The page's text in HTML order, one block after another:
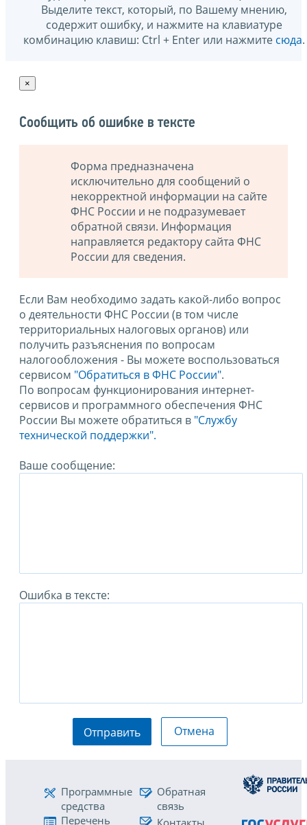
Выделите текст, который, по Вашему мнению,
содержит ошибку, и нажмите на клавиатуре
комбинацию клавиш: Ctrl + Enter или нажмите сюда.
×
Сообщить об ошибке в тексте
Форма предназначена
исключительно для сообщений о
некорректной информации на сайте
ФНС России и не подразумевает
обратной связи. Информация
направляется редактору сайта ФНС
России для сведения.
Если Вам необходимо задать какой-либо вопрос
о деятельности ФНС России (в том числе
территориальных налоговых органов) или
получить разъяснения по вопросам
налогообложения - Вы можете воспользоваться
сервисом "Обратиться в ФНС России".
По вопросам функционирования интернет-
сервисов и программного обеспечения ФНС
России Вы можете обратиться в "Службу
технической поддержки".
Ваше сообщение:
Ошибка в тексте:
Отправить Отмена
Программные
средства
Перечень
Обратная
связь
Контакты